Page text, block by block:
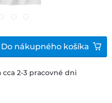
2-3 pracovné dni
Do nákupného košíka